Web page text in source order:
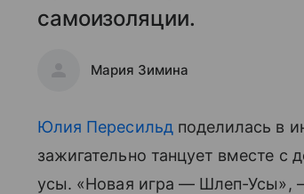
самоизоляции.
Мария Зимина
Юлия Пересильдподелилась в
зажигательно танцует вместе
усы. «Новая игра — Шлеп-Усы»,